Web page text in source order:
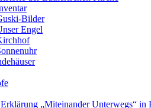
Bilder
Engel
„Miteinander Unterwegs“ in